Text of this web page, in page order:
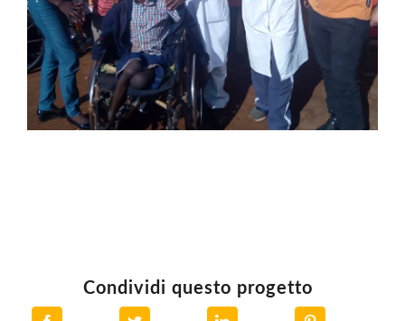
Condividi questo progetto